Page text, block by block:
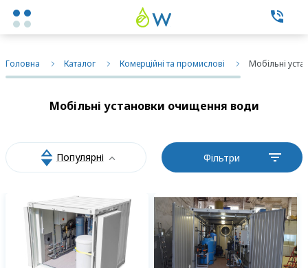
Каталог товаров
Експертні послуги
Фільтри побутові
Змінні елементи
Про нас
Головна Каталог Комерційні та промислові Мобільні
Мобільні установки очищення води
Фільтри
Популярні